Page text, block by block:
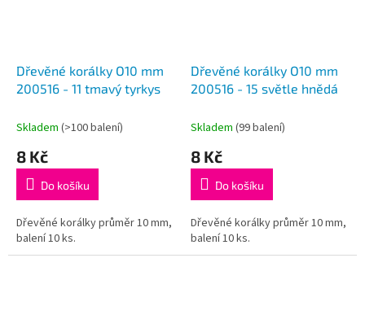
Dřevěné korálky O10 mm
200516 - 11 tmavý tyrkys
Skladem (>100 balení)
8 Kč
Do košíku
Dřevěné korálky průměr 10 mm,
balení 10 ks.
Dřevěné korálky O10 mm
200516 - 15 světle hnědá
Skladem (99 balení)
8 Kč
Do košíku
Dřevěné korálky průměr 10 mm,
balení 10 ks.